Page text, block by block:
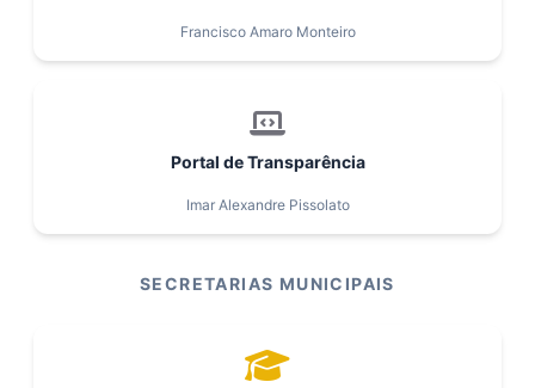
Francisco Amaro Monteiro
Portal de Transparência
Imar Alexandre Pissolato
SECRETARIAS MUNICIPAIS